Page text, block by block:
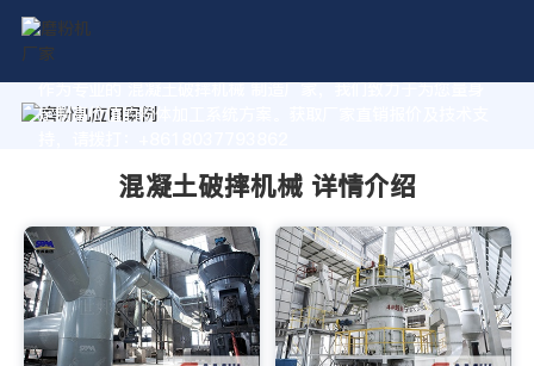
作为专业的 混凝土破摔机械 制造厂家，我们致力于为您量身
定制高价值的粉体加工系统方案。获取厂家直销报价及技术支
混凝土破摔机械 详情介绍